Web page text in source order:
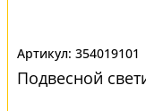
354019101
Подвесной